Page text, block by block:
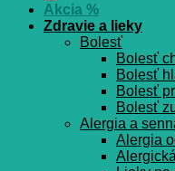
Akcia %
Zdravie a lieky
Bolesť
Bolesť
Bolesť
Bolesť
Bolesť
Alergia a
Alergia